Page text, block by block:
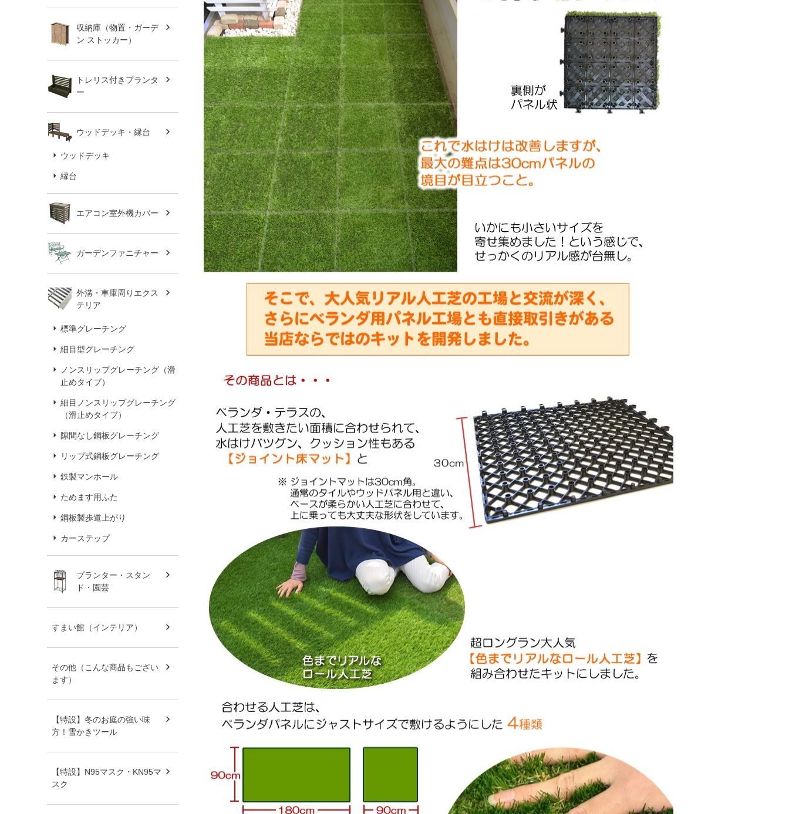
収納庫（物置・ガーデ
ン ストッカー）
トレリス付きプランタ
ー
ウッドデッキ・縁台
ウッドデッキ
縁台
エアコン室外機カバー
ガーデンファニチャー
外溝・車庫周りエクス
テリア
標準グレーチング
細目型グレーチング
ノンスリップグレーチング（滑
止めタイプ）
細目ノンスリップグレーチング
（滑止めタイプ）
隙間なし鋼板グレーチング
リップ式鋼板グレーチング
鉄製マンホール
ためます用ふた
鋼板製歩道上がり
カーステップ
プランター・スタン
ド・園芸
すまい館（インテリア）
その他（こんな商品もござい
ます）
【特設】冬のお庭の強い味
方！雪かきツール
【特設】N95マスク・KN95マ
スク